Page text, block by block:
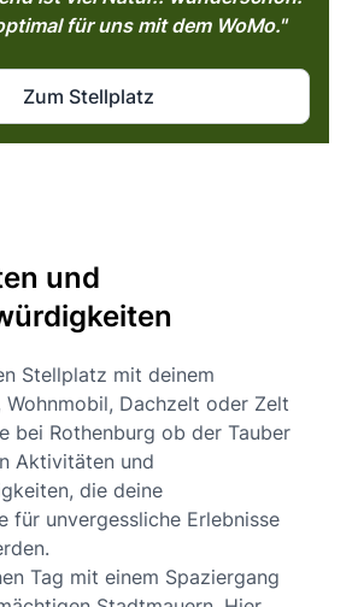
für uns mit dem WoMo."
Zum Stellplatz
und
Stellplatz mit deinem
Wohnmobil, Dachzelt oder Zelt
bei Rothenburg ob der Tauber
Aktivitäten und
die deine
für unvergessliche Erlebnisse
Tag mit einem Spaziergang